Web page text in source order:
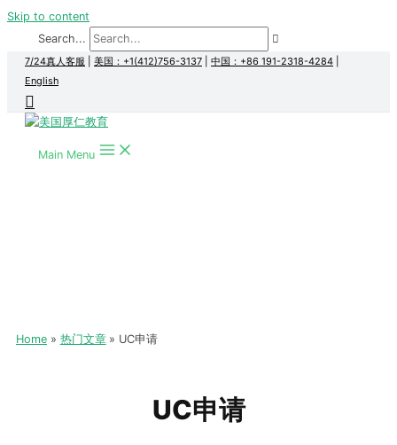
Skip to content
Search...
7/24真人客服 美国：+1(412)756-3137 中国：+86 191-2318-4284
English
Main Menu
Home 热门文章 UC申请
UC申请